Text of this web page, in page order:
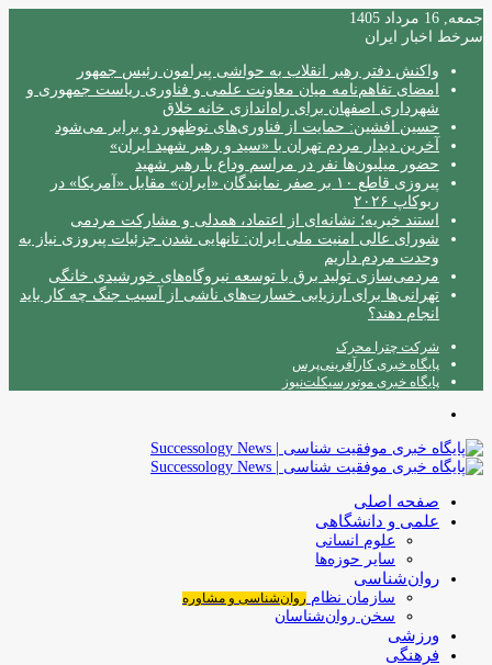
جمعه, 16 مرداد 1405
سرخط اخبار ایران
واکنش دفتر رهبر انقلاب به حواشی پیرامون رئیس جمهور
امضای تفاهم‌نامه میان معاونت علمی و فناوری ریاست جمهوری و
شهرداری اصفهان برای راه‌اندازی خانه خلاق
حسین افشین: حمایت از فناوری‌های نوظهور دو برابر می‌شود
آخرین دیدار مردم تهران با «سید و رهبر شهید ایران»
حضور میلیون‌ها نفر در مراسم وداع با رهبر شهید
پیروزی قاطع ۱۰ بر صفر نمایندگان «ایران» مقابل «آمریکا» در
ربوکاپ ۲۰۲۶
استند خیریه؛ نشانه‌ای از اعتماد، همدلی و مشارکت مردمی
شورای عالی امنیت ملی ایران: تانهایی شدن جزئیات پیروزی نیاز به
وحدت مردم داریم
مردمی‌سازی تولید برق با توسعه نیروگاه‌های خورشیدی خانگی
تهرانی‌ها برای ارزیابی خسارت‌های ناشی از آسیب جنگ چه کار باید
انجام دهند؟
شرکت چترا محرک
پایگاه خبری کارآفرینی‌پرس
پایگاه خبری موتورسیکلت‌نیوز
صفحه اصلی
علمی و دانشگاهی
علوم انسانی
سایر حوزه‌ها
روان‌شناسی
سازمان نظام روان‌شناسی و مشاوره
سخن روان‌شناسان
ورزشی
فرهنگی